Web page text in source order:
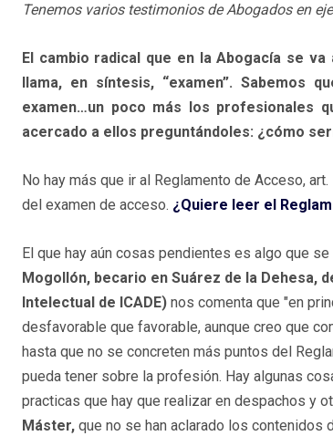
Tenemos varios testimonios de Abogados en
El cambio radical que en la Abogacía se
llama, en síntesis, “examen”.
examen…un poco más los profesionales
acercado a ellos preguntándoles: ¿cómo
No hay más que ir al Reglamento de Acceso,
del examen de acceso. ¿Quiere leer el
El que hay aún cosas pendientes es algo que
Mogollón, becario en Suárez de la Dehesa,
Intelectual de ICADE) nos comenta que "en
desfavorable que favorable, aunque creo que
hasta que no se concreten más puntos del
pueda tener sobre la profesión. Hay algunas
practicas que hay que realizar en despachos y
Máster, que no se han aclarado los contenidos